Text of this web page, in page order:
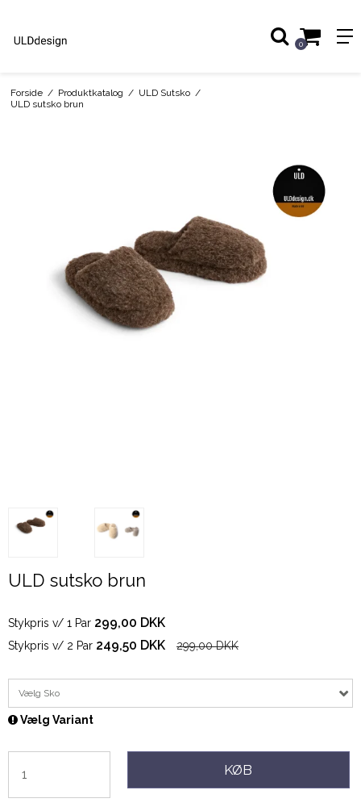
0
Forside / Produktkatalog / ULD Sutsko /
ULD sutsko brun
ULD sutsko brun
Stykpris v/ 1 Par 299,00 DKK
Stykpris v/ 2 Par 249,50 DKK 299,00 DKK
Vælg Sko
Vælg Variant
KØB